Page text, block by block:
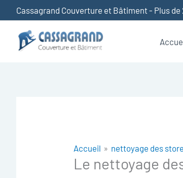
au
contenu
Cassagrand Couverture et Bâtiment - Plus de
Accueil nettoyage des
Le nettoyage